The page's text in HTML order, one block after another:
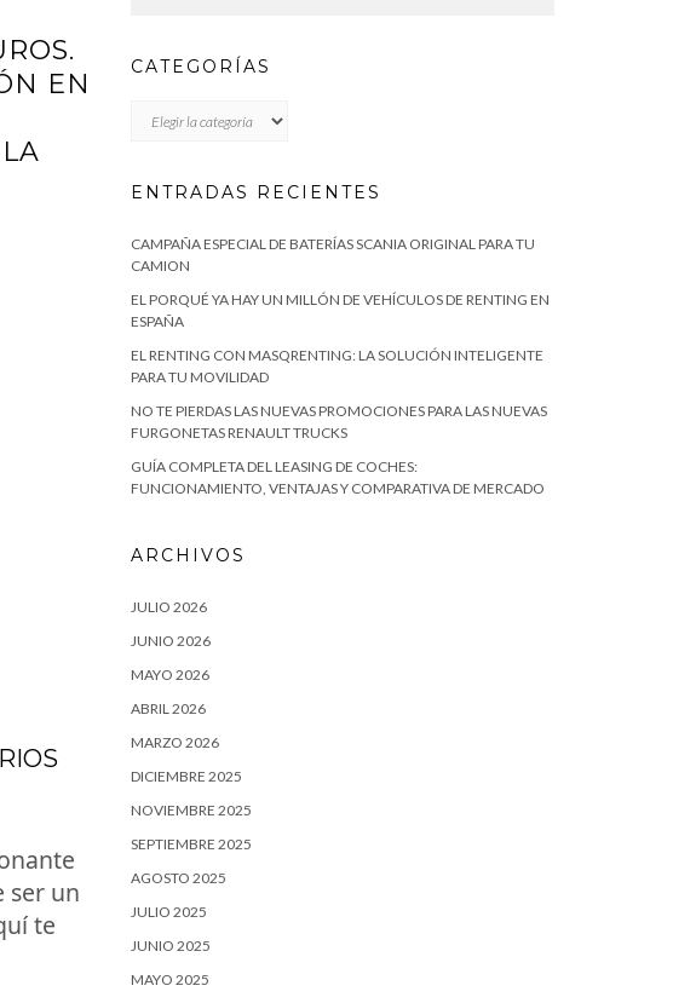
EN
ser un
te
CATEGORÍAS
ENTRADAS RECIENTES
CAMPAÑA ESPECIAL DE BATERÍAS SCANIA ORIGINAL PARA TU
CAMION
EL PORQUÉ YA HAY UN MILLÓN DE VEHÍCULOS DE RENTING EN
ESPAÑA
EL RENTING CON MASQRENTING: LA SOLUCIÓN INTELIGENTE
PARA TU MOVILIDAD
NO TE PIERDAS LAS NUEVAS PROMOCIONES PARA LAS NUEVAS
FURGONETAS RENAULT TRUCKS
GUÍA COMPLETA DEL LEASING DE COCHES:
FUNCIONAMIENTO, VENTAJAS Y COMPARATIVA DE MERCADO
ARCHIVOS
JULIO 2026
JUNIO 2026
MAYO 2026
ABRIL 2026
MARZO 2026
DICIEMBRE 2025
NOVIEMBRE 2025
SEPTIEMBRE 2025
AGOSTO 2025
JULIO 2025
JUNIO 2025
MAYO 2025